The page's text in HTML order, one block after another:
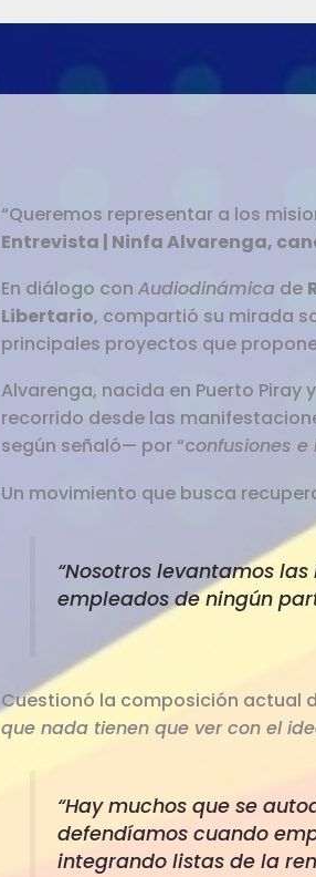
“Queremos representar a los
Entrevista | Ninfa Alvarenga,
En diálogo con Audiodinámicade
Libertario, compartió su mirada
principales proyectos que
Alvarenga, nacida en Puerto
recorrido desde las
según señaló— por “confusiones
Un movimiento que busca
“Nosotros levantamos
empleados de ningún
Cuestionó la composición actual
que nada tienen que ver con el
“Hay muchos que se
defendíamos cuando
integrando listas de la